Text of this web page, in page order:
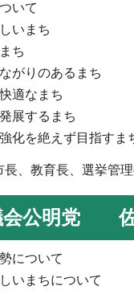
いて
いまち
ち
がりのあるまち
適なまち
展するまち
化を絶えず目指すま
、教育長、選挙管
会公明党 佐
について
いまちについて